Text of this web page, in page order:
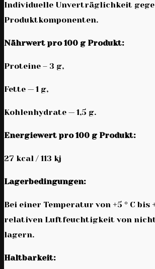
Individuelle Unverträglichkeit
Produktkomponenten.
Nährwert pro 100 g Produkt:
Proteine – 3 g,
Fette — 1 g,
Kohlenhydrate — 1,5 g.
Energiewert pro 100 g Produkt:
27 kcal / 113 kj
Lagerbedingungen:
Bei einer Temperatur von +5 ° C bis
relativen Luftfeuchtigkeit von nicht
lagern.
Haltbarkeit: